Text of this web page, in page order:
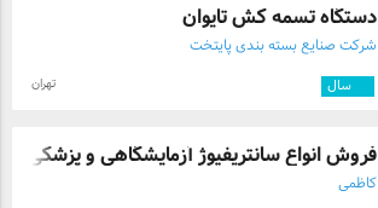
دستگاه تسمه کش تایوان
شرکت صنایع بسته بندی پایتخت
سال تهران
فروش انواع سانتریفیوژ آزمایشگاهی و پزشکی
کاظمی